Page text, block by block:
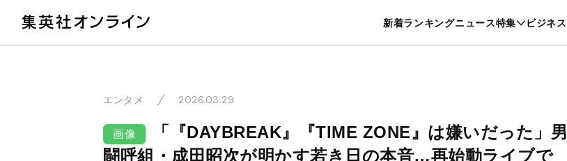
新着ランキングニュース特集 ビジネス
暮らし スポーツ ヘルスケア 美容
エンタメ 2026.03.29
画像
「『DAYBREAK』『TIME ZONE』は嫌いだった」男
闘呼組・成田昭次が明かす若き日の本音…再始動ライブで